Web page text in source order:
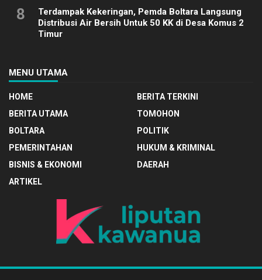
8
Terdampak Kekeringan, Pemda Boltara Langsung
Distribusi Air Bersih Untuk 50 KK di Desa Komus 2
Timur
MENU UTAMA
HOME
BERITA TERKINI
BERITA UTAMA
TOMOHON
BOLTARA
POLITIK
PEMERINTAHAN
HUKUM & KRIMINAL
BISNIS & EKONOMI
DAERAH
ARTIKEL